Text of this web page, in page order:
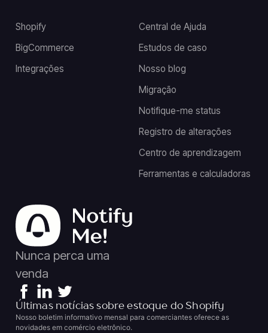
Central de Ajuda
Estudos de caso
Nosso blog
Migração
Notifique-me status
Registro de alterações
Centro de aprendizagem
Ferramentas e calculadoras
Shopify
BigCommerce
Integrações
Nunca perca uma
venda
Últimas notícias sobre estoque do Shopify
Nosso boletim informativo mensal para comerciantes oferece as
novidades em comércio eletrônico.